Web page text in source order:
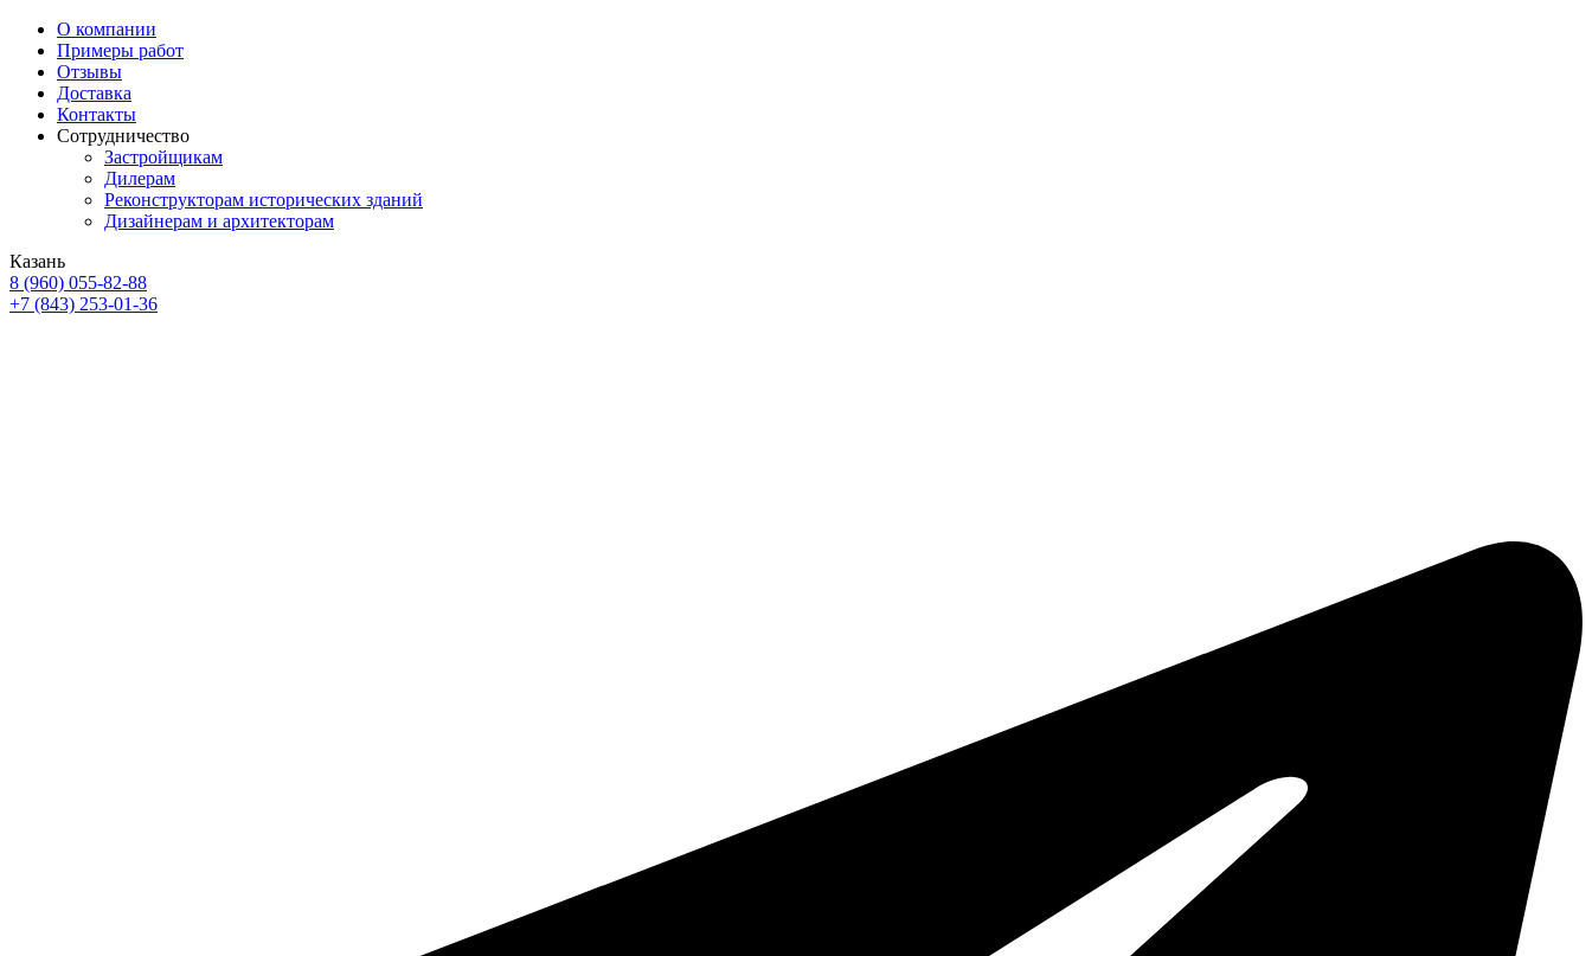
О компании
Примеры работ
Отзывы
Доставка
Контакты
Сотрудничество
Застройщикам
Дилерам
Реконструкторам исторических зданий
Дизайнерам и архитекторам
Казань
8 (960) 055-82-88
+7 (843) 253-01-36